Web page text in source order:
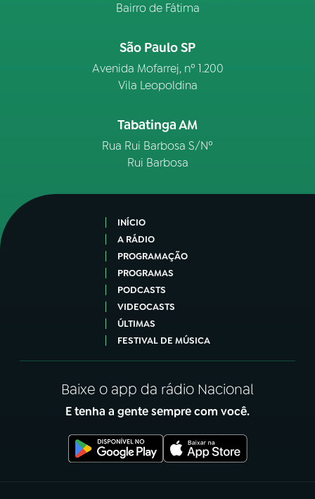
Bairro de Fátima
São Paulo SP
Avenida Mofarrej, nº 1.200
Vila Leopoldina
Tabatinga AM
Rua Rui Barbosa S/Nº
Rui Barbosa
INÍCIO
A RÁDIO
PROGRAMAÇÃO
PROGRAMAS
PODCASTS
VIDEOCASTS
ÚLTIMAS
FESTIVAL DE MÚSICA
Baixe o app da rádio Nacional
E tenha a gente sempre com você.